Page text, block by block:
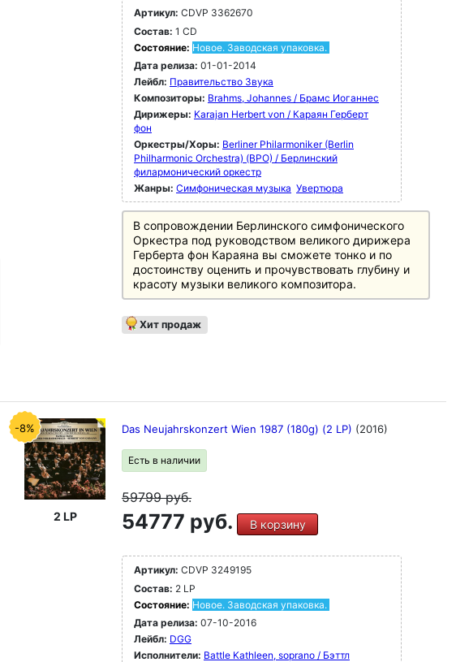
Артикул: CDVP 3362670
Состав: 1 CD
Состояние: Новое. Заводская упаковка.
Дата релиза: 01-01-2014
Лейбл: Правительство Звука
Композиторы: Brahms, Johannes / Брамс Иоганнес
Дирижеры: Karajan Herbert von / Караян Герберт
фон
Оркестры/Хоры: Berliner Philarmoniker (Berlin
Philharmonic Orchestra) (BPO) / Берлинский
филармонический оркестр
Жанры: Симфоническая музыка Увертюра
В сопровождении Берлинского симфонического
Оркестра под руководством великого дирижера
Герберта фон Караяна вы сможете тонко и по
достоинству оценить и прочувствовать глубину и
красоту музыки великого композитора.
Хит продаж
-8%
2 LP
Das Neujahrskonzert Wien 1987 (180g) (2 LP) (2016)
Есть в наличии
59799руб.
54777 руб. В корзину
Артикул: CDVP 3249195
Состав: 2 LP
Состояние: Новое. Заводская упаковка.
Дата релиза: 07-10-2016
Лейбл: DGG
Исполнители: Battle Kathleen, soprano / Бэттл